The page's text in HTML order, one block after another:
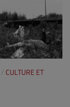
/ CULTURE ET